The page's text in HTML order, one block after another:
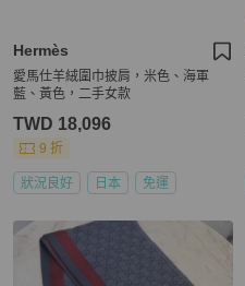
Hermès
愛馬仕羊絨圍巾披肩，米色、海軍
藍、黃色，二手女款
TWD 18,096
9 折
狀況良好 日本 免運